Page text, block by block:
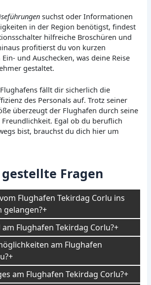
suchst oder Informationen
in der Region benötigst, findest
hilfreiche Broschüren und
profitierst du von kurzen
und Auschecken, was deine Reise
gestaltet.
fällt dir sicherlich die
des Personals auf. Trotz seiner
überzeugt der Flughafen durch seine
Egal ob du beruflich
bist, brauchst du dich hier um
Fragen
Flughafen Tekirdag Corlu ins
gelangen?
am Flughafen Tekirdag Corlu?
am Flughafen
am Flughafen Tekirdag Corlu?